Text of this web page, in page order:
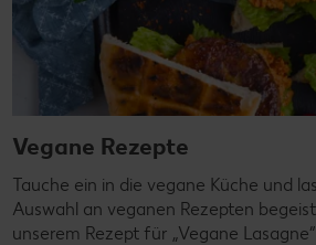
Vegane Rezepte
Tauche ein in die vegane Küche und
Auswahl an veganen Rezepten
unserem Rezept für „Vegane